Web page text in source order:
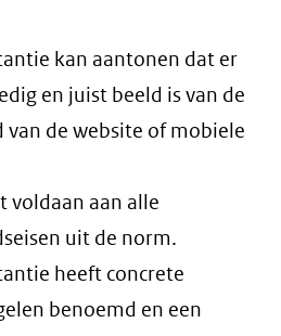
kan aantonen dat er
en juist beeld is van de
de website of mobiele
voldaan aan alle
uit de norm.
heeft concrete
benoemd en een